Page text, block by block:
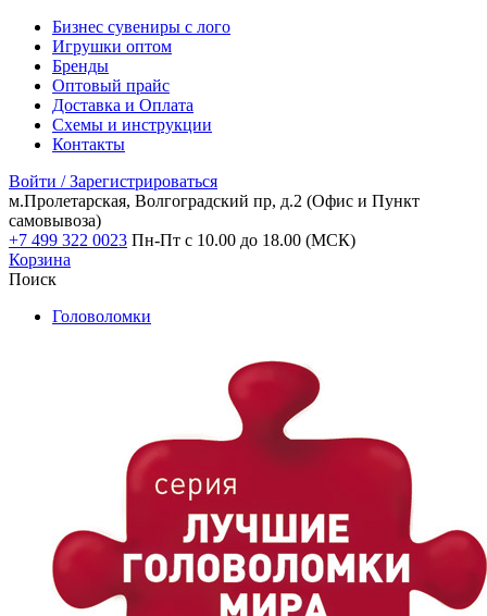
Бизнес сувениры с лого
Игрушки оптом
Бренды
Оптовый прайс
Доставка и Оплата
Схемы и инструкции
Контакты
Войти / Зарегистрироваться
м.Пролетарская, Волгоградский пр, д.2 (Офис и Пункт
самовывоза)
+7 499 322 0023 Пн-Пт с 10.00 до 18.00 (МСК)
Корзина
Поиск
Головоломки